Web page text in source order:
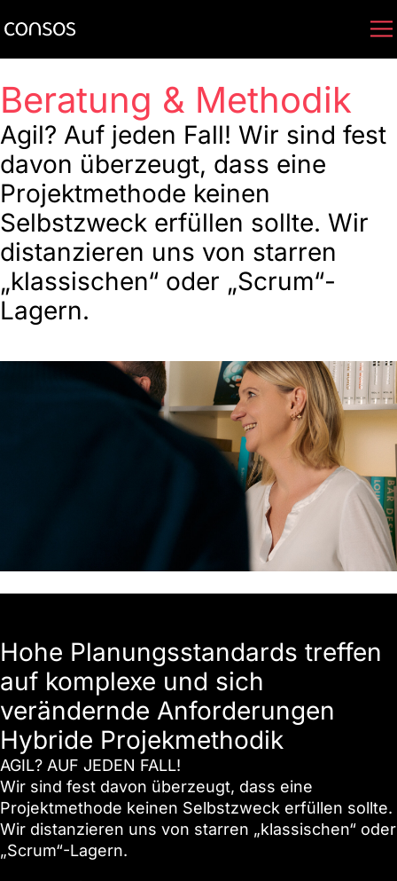
Beratung & Methodik
Agil? Auf jeden Fall! Wir sind fest
davon überzeugt, dass eine
Projektmethode keinen
Selbstzweck erfüllen sollte. Wir
distanzieren uns von starren
„klassischen“ oder „Scrum“-
Lagern.
Hohe Planungsstandards treffen
auf komplexe und sich
verändernde Anforderungen
Hybride Projekmethodik
AGIL? AUF JEDEN FALL!
Wir sind fest davon überzeugt, dass eine
Projektmethode keinen Selbstzweck erfüllen sollte.
Wir distanzieren uns von starren „klassischen“ oder
„Scrum“-Lagern.